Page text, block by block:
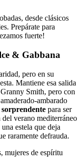
desde clásicos
Prepárate para
fuerte!
& Gabbana
pero en su
Mantiene esa salida
Smith, pero con
ambarado
para ser
verano mediterráneo
estela que deja
raramente defrauda.
mujeres de espíritu